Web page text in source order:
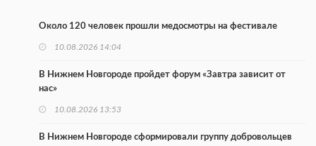
Около 120 человек прошли медосмотры на фестивале
10.08.2026 14:04
В Нижнем Новгороде пройдет форум «Завтра зависит от
нас»
10.08.2026 13:53
В Нижнем Новгороде сформировали группу добровольцев